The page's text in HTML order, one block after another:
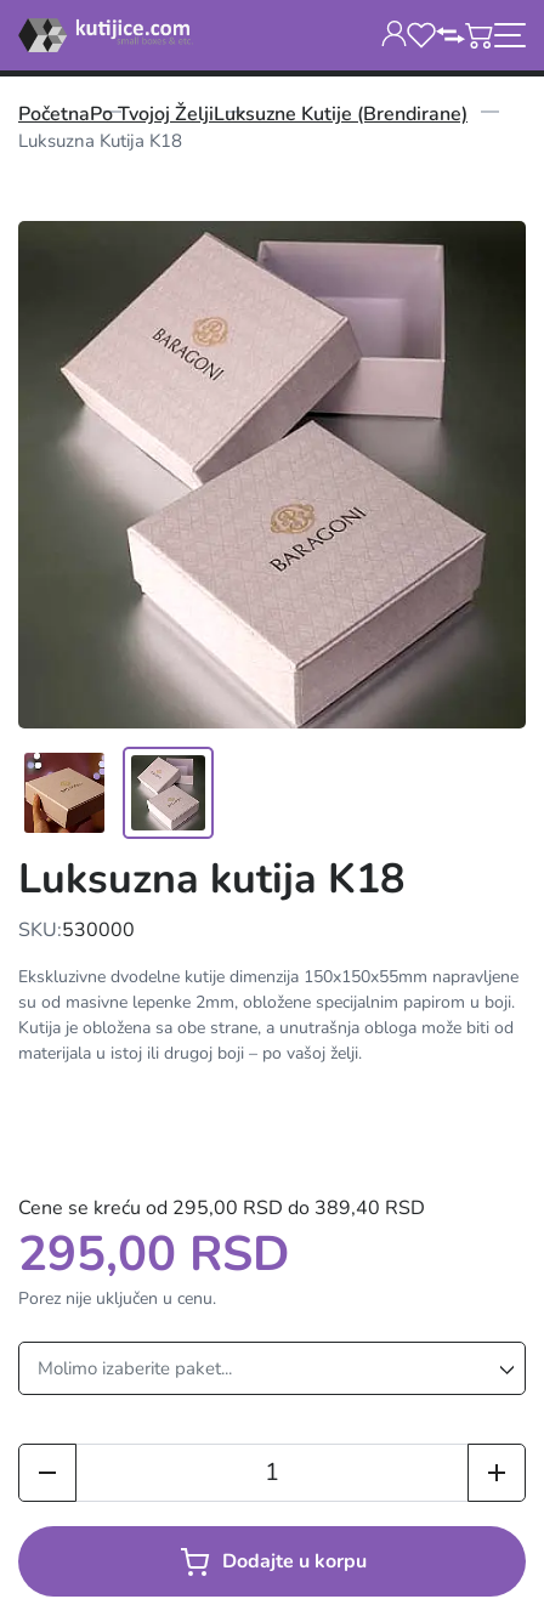
PočetnaPo Tvojoj ŽeljiLuksuzne Kutije (brendirane)
Luksuzna Kutija K18
Luksuzna kutija K18
SKU:530000
Ekskluzivne dvodelne kutije dimenzija 150x150x55mm napravljene
su od masivne lepenke 2mm, obložene specijalnim papirom u boji.
Kutija je obložena sa obe strane, a unutrašnja obloga može biti od
materijala u istoj ili drugoj boji – po vašoj želji.
Cene se kreću od 295,00 RSD do 389,40 RSD
295,00 RSD
Porez nije uključen u cenu.
Dodajte u korpu